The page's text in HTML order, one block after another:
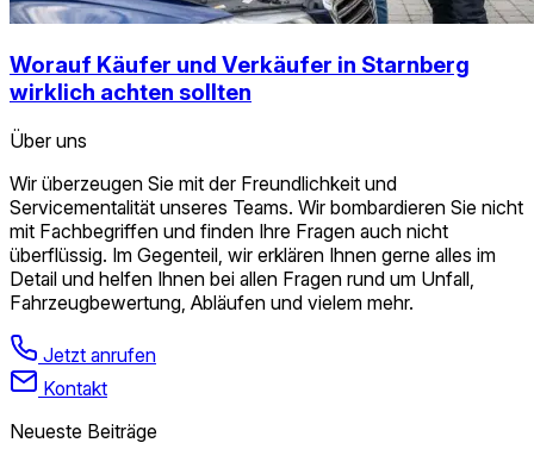
Worauf Käufer und Verkäufer in Starnberg
wirklich achten sollten
Über uns
Wir überzeugen Sie mit der Freundlichkeit und
Servicementalität unseres Teams. Wir bombardieren Sie nicht
mit Fachbegriffen und finden Ihre Fragen auch nicht
überflüssig. Im Gegenteil, wir erklären Ihnen gerne alles im
Detail und helfen Ihnen bei allen Fragen rund um Unfall,
Fahrzeugbewertung, Abläufen und vielem mehr.
Jetzt anrufen
Kontakt
Neueste Beiträge